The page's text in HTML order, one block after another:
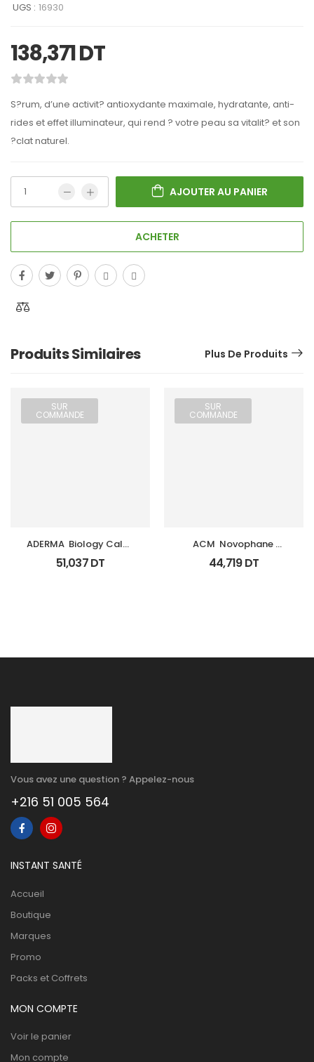
UGS : 16930
138,371DT
S?rum, d’une activit? antioxydante maximale, hydratante, anti-
rides et effet illuminateur, qui rend ? votre peau sa vitalit? et son
?clat naturel.
AJOUTER AU PANIER
ACHETER
Produits Similaires Plus De Produits
SUR
COMMANDE
ADERMA  Biology Calm
Soin Apaisant Tb 40 Ml
51,037DT
SUR
COMMANDE
ACM  Novophane
Shampooing Ds Fl 125Ml
44,719DT
Vous avez une question ? Appelez-nous
+216 51 005 564
INSTANT SANTÉ
Accueil
Boutique
Marques
Promo
Packs et Coffrets
MON COMPTE
Voir le panier
Mon compte